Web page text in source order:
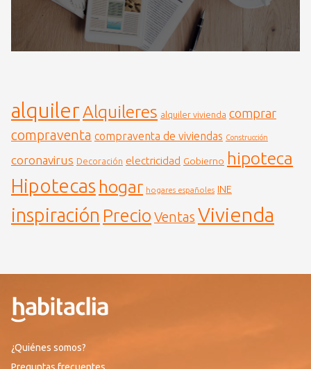
alquilerAlquileres alquiler vivienda comprar
compraventa compraventa de viviendas Construcción
coronavirus Decoración electricidad Gobierno hipoteca
Hipotecas hogar hogares españoles INE
inspiración Precio Ventas Vivienda
¿Quiénes somos?